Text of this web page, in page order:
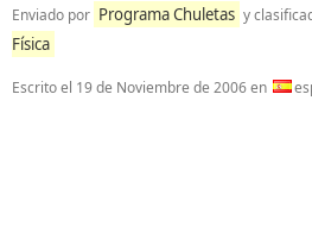
Enviado por Programa Chuletas y
Física
Escrito el 19 de Noviembre de 2006en